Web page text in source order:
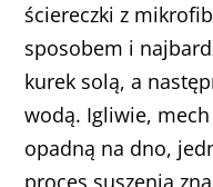
ściereczki z
sposobem i
kurek solą, a
wodą. Igliwie,
opadną na dno,